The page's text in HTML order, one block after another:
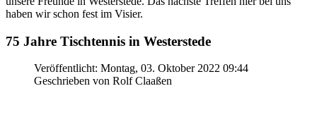
haben wir schon fest im Visier.
75 Jahre Tischtennis in Westerstede
Veröffentlicht: Montag, 03. Oktober 2022 09:44
Geschrieben von Rolf Claaßen